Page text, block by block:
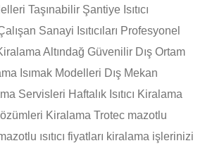
Taşınabilir Şantiye Isıtıcı
Sanayi Isıtıcıları Profesyonel
Kiralama Altındağ Güvenilir Dış Ortam
Isımak Modelleri Dış Mekan
Servisleri Haftalık Isıtıcı Kiralama
Kiralama Trotec mazotlu
ısıtıcı fiyatları kiralama işlerinizi